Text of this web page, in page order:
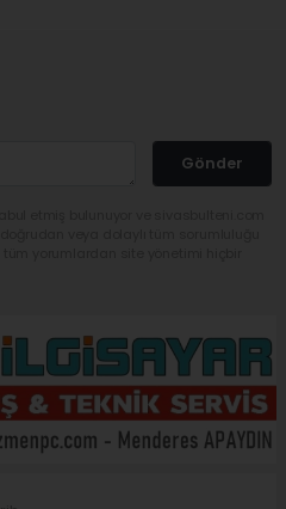
Gönder